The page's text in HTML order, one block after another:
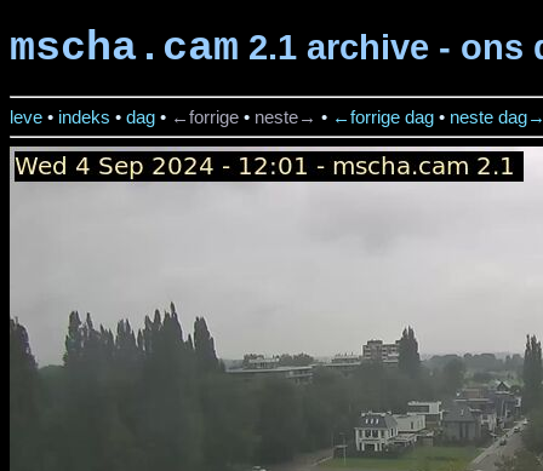
mscha.cam 2.1 archive - ons
leve • indeks • dag • ←forrige • neste→ • ←forrige dag • neste